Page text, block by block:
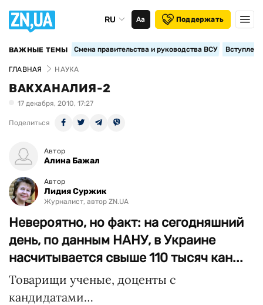
RU Аа Поддержать
ВАЖНЫЕ ТЕМЫ Смена правительства и руководства ВСУ
ГЛАВНАЯ НАУКА
ВАКХАНАЛИЯ-2
17 декабря, 2010, 17:27
Поделиться
Автор
Алина Бажал
Автор
Лидия Суржик
Журналист, автор ZN.UA
Невероятно, но факт: на сегодняшний
день, по данным НАНУ, в Украине
насчитывается свыше 110 тысяч кан...
Товарищи ученые, доценты с
кандидатами…